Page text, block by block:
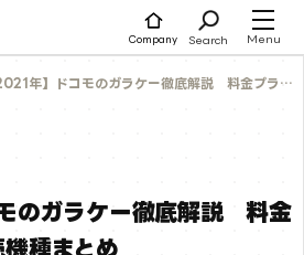
Company Search Menu
年】ドコモのガラケー徹底解説 料金プランと最新販売機種まとめ
のガラケー徹底解説 料金
種まとめ